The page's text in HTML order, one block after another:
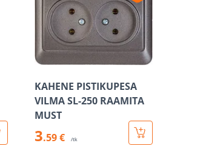
KAHENE PISTIKUPESA
VILMA SL-250 RAAMITA
MUST
3.59 € /tk